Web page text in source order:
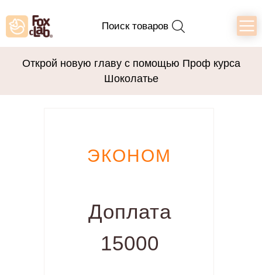
Поиск товаров
Открой новую главу с помощью Проф курса
Шоколатье
ЭКОНОМ
Доплата
15000